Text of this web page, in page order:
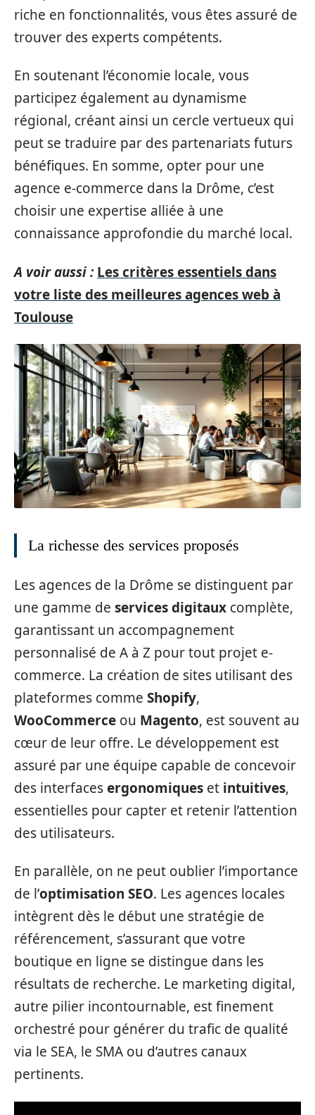
riche en fonctionnalités, vous êtes assuré de
trouver des experts compétents.
En soutenant l’économie locale, vous
participez également au dynamisme
régional, créant ainsi un cercle vertueux qui
peut se traduire par des partenariats futurs
bénéfiques. En somme, opter pour une
agence e-commerce dans la Drôme, c’est
choisir une expertise alliée à une
connaissance approfondie du marché local.
A voir aussi : Les critères essentiels dans
votre liste des meilleures agences web à
Toulouse
La richesse des services proposés
Les agences de la Drôme se distinguent par
une gamme de services digitaux complète,
garantissant un accompagnement
personnalisé de A à Z pour tout projet e-
commerce. La création de sites utilisant des
plateformes comme Shopify,
WooCommerce ou Magento, est souvent au
cœur de leur offre. Le développement est
assuré par une équipe capable de concevoir
des interfacesergonomiques et intuitives,
essentielles pour capter et retenir l’attention
des utilisateurs.
En parallèle, on ne peut oublier l’importance
de l’optimisation SEO. Les agences locales
intègrent dès le début une stratégie de
référencement, s’assurant que votre
boutique en ligne se distingue dans les
résultats de recherche. Le marketing digital,
autre pilier incontournable, est finement
orchestré pour générer du trafic de qualité
via le SEA, le SMA ou d’autres canaux
pertinents.